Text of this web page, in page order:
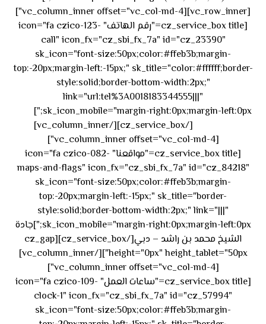
[vc_row_inner][vc_column_inner offset="vc_col-md-4"]
[cz_service_box title="رقم الهاتف" icon="fa czico-123-
call" icon_fx="cz_sbi_fx_7a" id="cz_23390"
sk_icon="font-size:50px;color:#ffeb3b;margin-
top:-20px;margin-left:-15px;" sk_title="color:#ffffff;border-
style:solid;border-bottom-width:2px;"
link="url:tel%3A0018183344555|||"
sk_icon_mobile="margin-right:0px;margin-left:0px;"]
[/cz_service_box][/vc_column_inner]
[vc_column_inner offset="vc_col-md-4"]
[cz_service_box title="مواقعنا" icon="fa czico-082-
maps-and-flags" icon_fx="cz_sbi_fx_7a" id="cz_84218"
sk_icon="font-size:50px;color:#ffeb3b;margin-
top:-20px;margin-left:-15px;" sk_title="border-
style:solid;border-bottom-width:2px;" link="|||"
sk_icon_mobile="margin-right:0px;margin-left:0px;"]جادة
الشيخ محمد بن راشد – دبي[/cz_service_box][cz_gap
height="0px" height_tablet="50px"][/vc_column_inner]
[vc_column_inner offset="vc_col-md-4"]
[cz_service_box title="ساعات العمل" icon="fa czico-109-
clock-1" icon_fx="cz_sbi_fx_7a" id="cz_57994"
sk_icon="font-size:50px;color:#ffeb3b;margin-